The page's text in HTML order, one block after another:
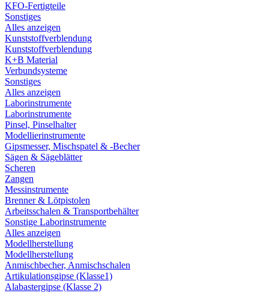
KFO-Fertigteile
Sonstiges
Alles anzeigen
Kunststoffverblendung
Kunststoffverblendung
K+B Material
Verbundsysteme
Sonstiges
Alles anzeigen
Laborinstrumente
Laborinstrumente
Pinsel, Pinselhalter
Modellierinstrumente
Gipsmesser, Mischspatel & -Becher
Sägen & Sägeblätter
Scheren
Zangen
Messinstrumente
Brenner & Lötpistolen
Arbeitsschalen & Transportbehälter
Sonstige Laborinstrumente
Alles anzeigen
Modellherstellung
Modellherstellung
Anmischbecher, Anmischschalen
Artikulationsgipse (Klasse1)
Alabastergipse (Klasse 2)